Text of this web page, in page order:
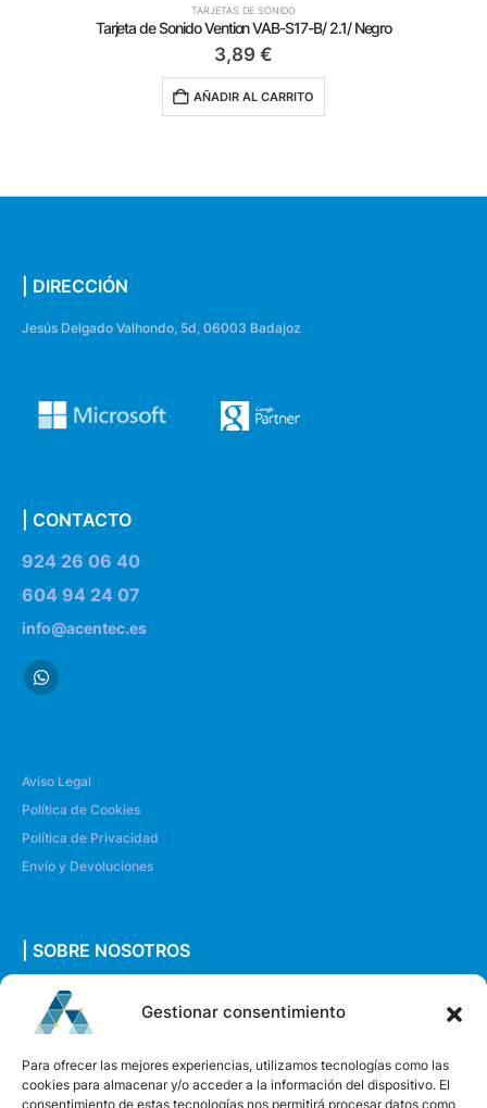
Gestionar consentimiento
Para ofrecer las mejores experiencias, utilizamos tecnologías como las
cookies para almacenar y/o acceder a la información del dispositivo. El
consentimiento de estas tecnologías nos permitirá procesar datos como
TARJETAS DE SONIDO
Tarjeta de Sonido Vention VAB-S17-B/ 2.1/ Negro
3,89 €
AÑADIR AL CARRITO
| DIRECCIÓN
Jesús Delgado Valhondo, 5d, 06003 Badajoz
| CONTACTO
924 26 06 40
604 94 24 07
info@acentec.es
Aviso Legal
Política de Cookies
Política de Privacidad
Envío y Devoluciones
| SOBRE NOSOTROS
Quiénes somos
Envíanos un mensaje